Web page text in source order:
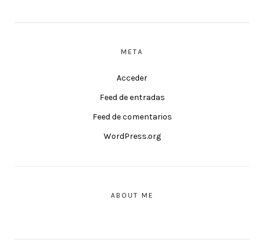
META
Acceder
Feed de entradas
Feed de comentarios
WordPress.org
ABOUT ME